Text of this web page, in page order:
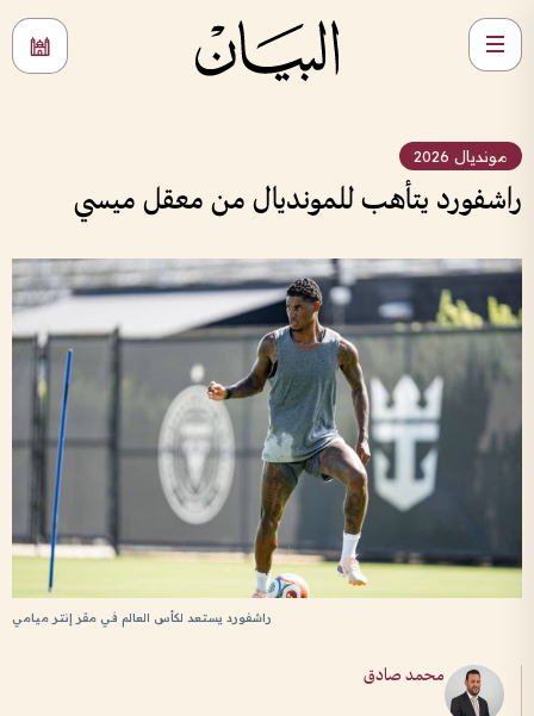
مونديال 2026
راشفورد يتأهب للمونديال من معقل ميسي
راشفورد يستعد لكأس العالم في مقر إنتر ميامي
محمد صادق